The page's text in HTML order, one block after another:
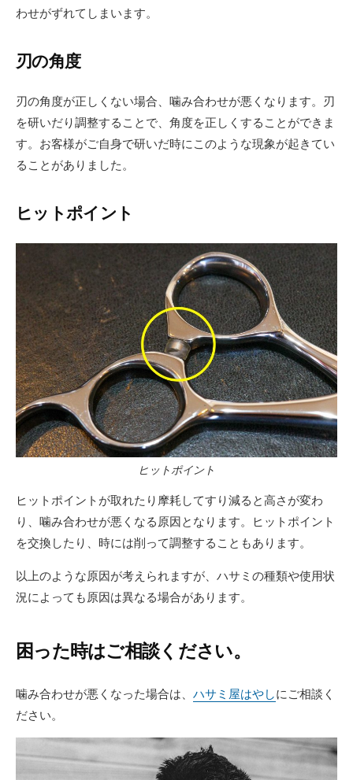
わせがずれてしまいます。
刃の角度
刃の角度が正しくない場合、噛み合わせが悪くなります。刃
を研いだり調整することで、角度を正しくすることができま
す。お客様がご自身で研いだ時にこのような現象が起きてい
ることがありました。
ヒットポイント
ヒットポイント
ヒットポイントが取れたり摩耗してすり減ると高さが変わ
り、噛み合わせが悪くなる原因となります。ヒットポイント
を交換したり、時には削って調整することもあります。
以上のような原因が考えられますが、ハサミの種類や使用状
況によっても原因は異なる場合があります。
困った時はご相談ください。
噛み合わせが悪くなった場合は、 ハサミ屋はやしにご相談く
ださい。